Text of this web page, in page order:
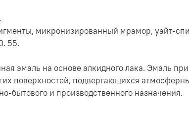
микронизированный мрамор, уайт-
55.
эмаль на основе алкидного лака. Эмаль
поверхностей, подвергающихся
бытового и производственного назначения.